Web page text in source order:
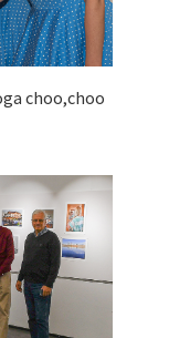
choo,choo